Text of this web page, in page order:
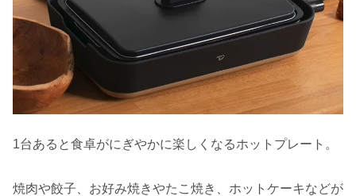
1台あると食卓がにぎやかに楽しくなるホットプレート。
焼肉や餃子、お好み焼きやたこ焼き、ホットケーキなどが